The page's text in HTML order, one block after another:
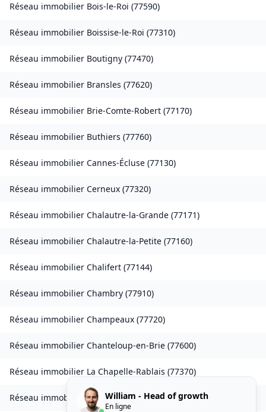
Réseau immobilier Bois-le-Roi (77590)
Réseau immobilier Boissise-le-Roi (77310)
Réseau immobilier Boutigny (77470)
Réseau immobilier Bransles (77620)
Réseau immobilier Brie-Comte-Robert (77170)
Réseau immobilier Buthiers (77760)
Réseau immobilier Cannes-Écluse (77130)
Réseau immobilier Cerneux (77320)
Réseau immobilier Chalautre-la-Grande (77171)
Réseau immobilier Chalautre-la-Petite (77160)
Réseau immobilier Chalifert (77144)
Réseau immobilier Chambry (77910)
Réseau immobilier Champeaux (77720)
Réseau immobilier Chanteloup-en-Brie (77600)
Réseau immobilier La Chapelle-Rablais (77370)
Réseau immobilierLes Chapelles-Bourbon(77610)
William - Head of growth
En ligne